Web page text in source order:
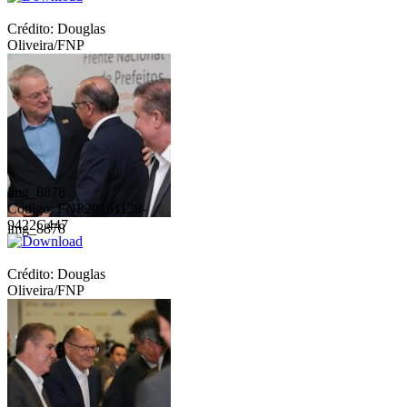
Crédito: Douglas
Oliveira/FNP
img_8878
img_8878
Código: FNP20161129-
9422C447
Crédito: Douglas
Oliveira/FNP